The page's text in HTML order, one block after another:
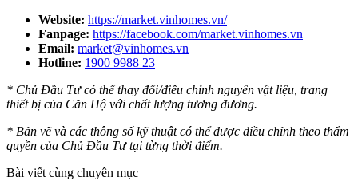
Website: https://market.vinhomes.vn/
Fanpage: https://facebook.com/market.vinhomes.vn
Email: market@vinhomes.vn
Hotline: 1900 9988 23
* Chủ Đầu Tư có thể thay đổi/điều chỉnh nguyên vật liệu, trang
thiết bị của Căn Hộ với chất lượng tương đương.
* Bản vẽ và các thông số kỹ thuật có thể được điều chỉnh theo thẩm
quyền của Chủ Đầu Tư tại từng thời điểm.
Bài viết cùng chuyên mục